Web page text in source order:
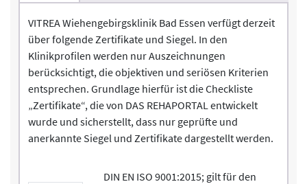
VITREA Wiehengebirgsklinik Bad Essen verfügt derzeit
über folgende Zertifikate und Siegel. In den
Klinikprofilen werden nur Auszeichnungen
berücksichtigt, die objektiven und seriösen Kriterien
entsprechen. Grundlage hierfür ist die Checkliste
„Zertifikate“, die von DAS REHAPORTAL entwickelt
wurde und sicherstellt, dass nur geprüfte und
anerkannte Siegel und Zertifikate dargestellt werden.
DIN EN ISO 9001:2015; gilt für den